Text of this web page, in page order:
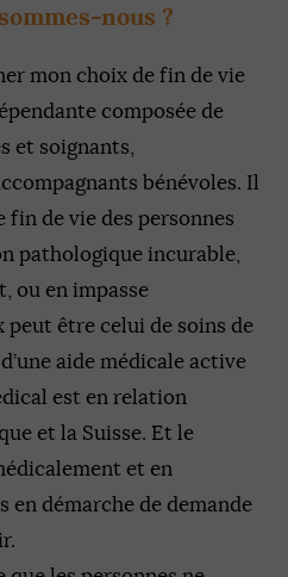
nous ?
mon choix de fin de vie
composée de
et soignants,
bénévoles. Il
fin de vie des personnes
pathologique incurable,
ou en impasse
être celui de soins de
aide médicale active
est en relation
et la Suisse. Et le
et en
en démarche de demande